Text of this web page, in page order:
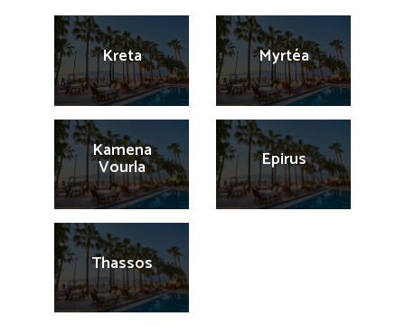
Kreta Myrtéa
Kamena
Vourla Epirus
Thassos